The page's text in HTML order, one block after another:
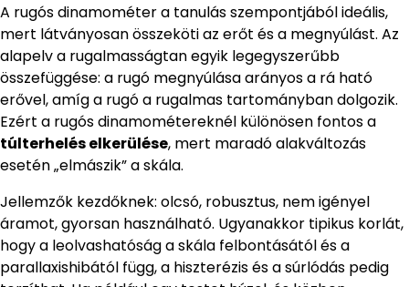
A rugós dinamométer a tanulás szempontjából ideális,
mert látványosan összeköti az erőt és a megnyúlást. Az
alapelv a rugalmasságtan egyik legegyszerűbb
összefüggése: a rugó megnyúlása arányos a rá ható
erővel, amíg a rugó a rugalmas tartományban dolgozik.
Ezért a rugós dinamométereknél különösen fontos a
túlterhelés elkerülése, mert maradó alakváltozás
esetén „elmászik” a skála.
Jellemzők kezdőknek: olcsó, robusztus, nem igényel
áramot, gyorsan használható. Ugyanakkor tipikus korlát,
hogy a leolvashatóság a skála felbontásától és a
parallaxishibától függ, a hiszterézis és a súrlódás pedig